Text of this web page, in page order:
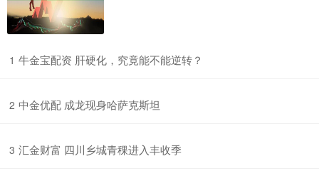
1 ​牛金宝配资 肝硬化，究竟能不能逆转？
2 ​中金优配 成龙现身哈萨克斯坦
3 ​汇金财富 四川乡城青稞进入丰收季